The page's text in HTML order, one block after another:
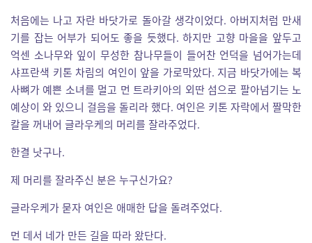
처음에는 나고 자란 바닷가로 돌아갈 생각이었다. 아버지처럼 만새
기를 잡는 어부가 되어도 좋을 듯했다. 하지만 고향 마을을 앞두고
억센 소나무와 잎이 무성한 참나무들이 들어찬 언덕을 넘어가는데
샤프란색 키톤 차림의 여인이 앞을 가로막았다. 지금 바닷가에는 복
사뼈가 예쁜 소녀를 멀고 먼 트라키아의 외딴 섬으로 팔아넘기는 노
예상이 와 있으니 걸음을 돌리라 했다. 여인은 키톤 자락에서 짤막한
칼을 꺼내어 글라우케의 머리를 잘라주었다.
한결 낫구나.
제 머리를 잘라주신 분은 누구신가요?
글라우케가 묻자 여인은 애매한 답을 돌려주었다.
먼 데서 네가 만든 길을 따라 왔단다.